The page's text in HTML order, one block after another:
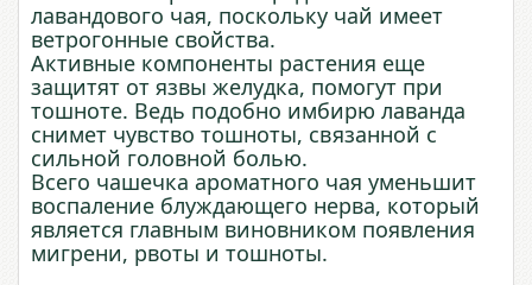
лавандового чая, поскольку чай имеет
ветрогонные свойства.
Активные компоненты растения еще
защитят от язвы желудка, помогут при
тошноте. Ведь подобно имбирю лаванда
снимет чувство тошноты, связанной с
сильной головной болью.
Всего чашечка ароматного чая уменьшит
воспаление блуждающего нерва, который
является главным виновником появления
мигрени, рвоты и тошноты.